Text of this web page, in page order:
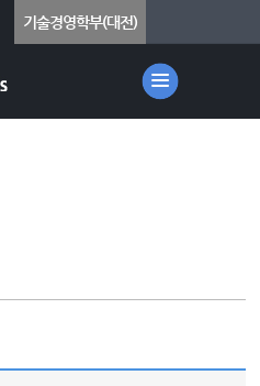
기술경영학부(대전)